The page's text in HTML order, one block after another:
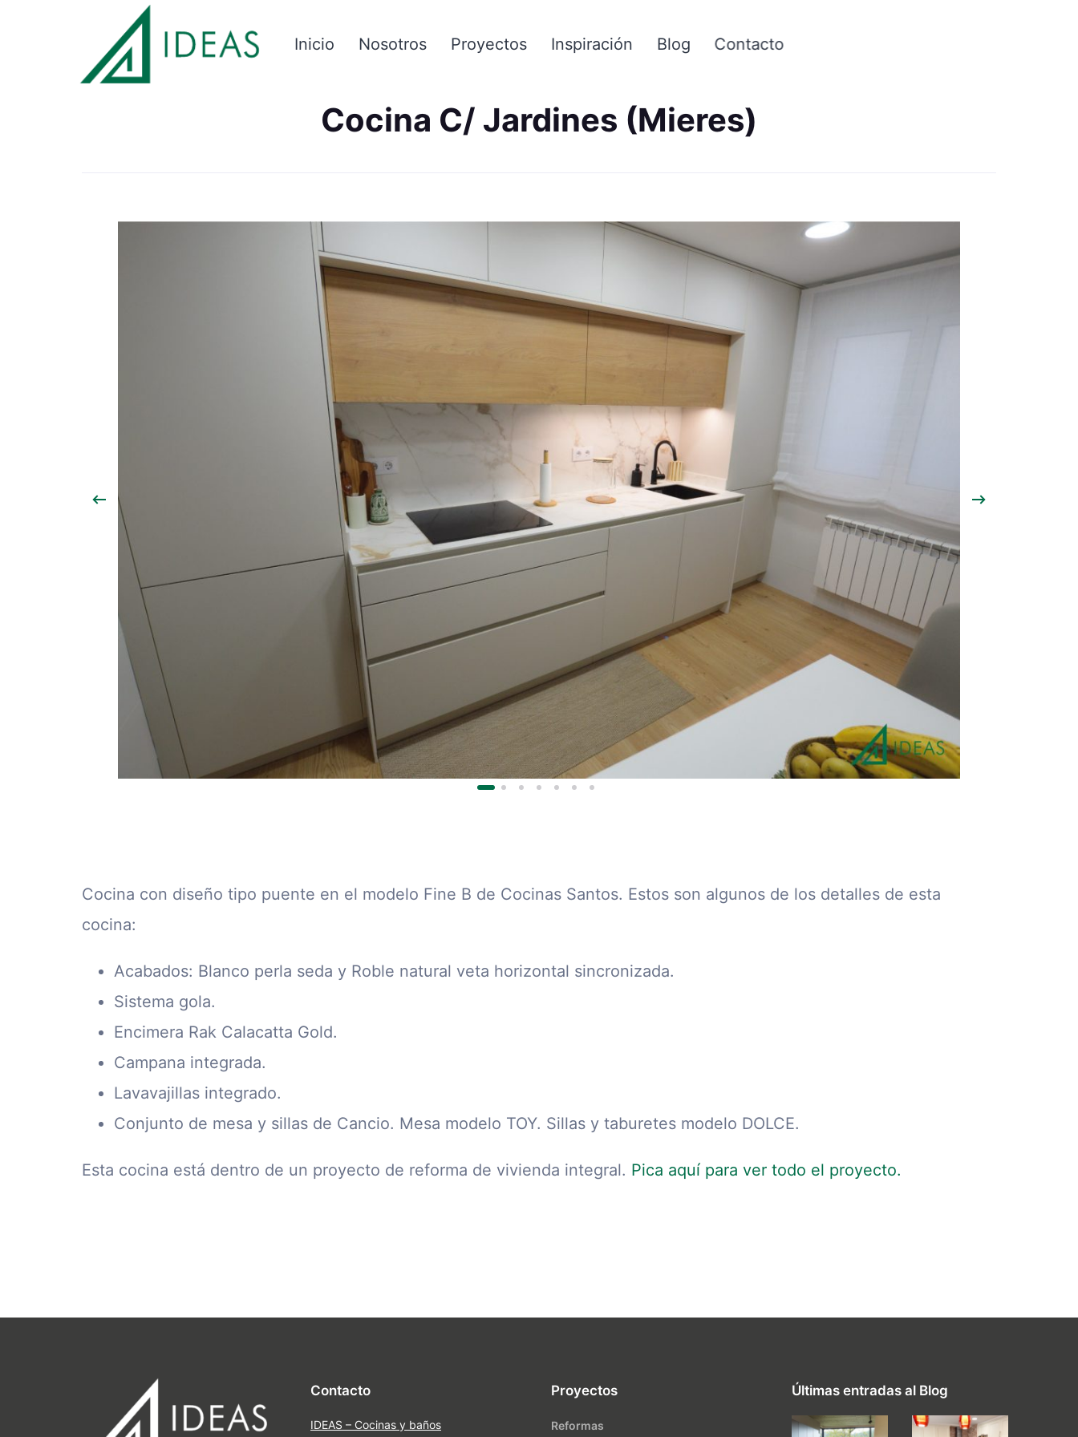
Inicio Nosotros Proyectos Inspiración Blog Contacto
Cocina C/ Jardines (Mieres)
Cocina con diseño tipo puente en el modelo Fine B de Cocinas Santos. Estos son algunos de los detalles de esta
cocina:
Acabados: Blanco perla seda y Roble natural veta horizontal sincronizada.
Sistema gola.
Encimera Rak Calacatta Gold.
Campana integrada.
Lavavajillas integrado.
Conjunto de mesa y sillas de Cancio. Mesa modelo TOY. Sillas y taburetes modelo DOLCE.
Esta cocina está dentro de un proyecto de reforma de vivienda integral. Pica aquí para ver todo el proyecto.
Contacto
IDEAS – Cocinas y baños
Proyectos
Reformas
Últimas entradas al Blog